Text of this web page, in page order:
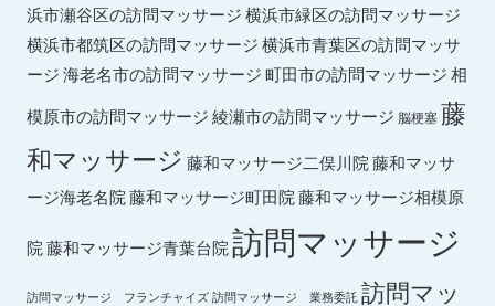
浜市瀬谷区の訪問マッサージ横浜市緑区の訪問マッサージ
横浜市都筑区の訪問マッサージ横浜市青葉区の訪問マッサ
ージ海老名市の訪問マッサージ町田市の訪問マッサージ相
模原市の訪問マッサージ綾瀬市の訪問マッサージ 脳梗塞藤
和マッサージ 藤和マッサージ二俣川院藤和マッサ
ージ海老名院藤和マッサージ町田院藤和マッサージ相模原
院藤和マッサージ青葉台院訪問マッサージ
訪問マッサージ フランチャイズ 訪問マッサージ 業務委託 訪問マッ